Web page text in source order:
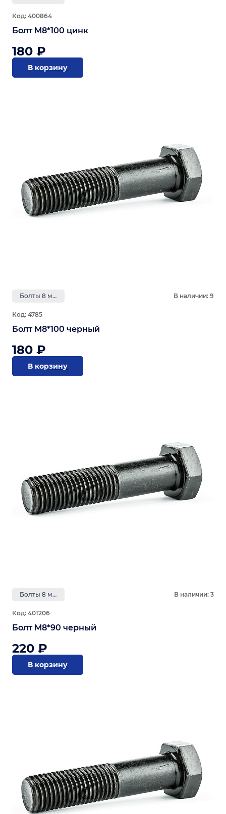
Код: 400864
Болт М8*100 цинк
180 ₽
В корзину
Болты 8 мм В наличии: 9
Код: 4785
Болт М8*100 черный
180 ₽
В корзину
Болты 8 мм В наличии: 3
Код: 401206
Болт М8*90 черный
220 ₽
В корзину